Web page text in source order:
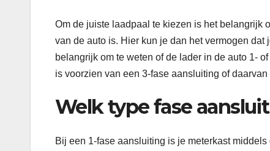
Om de juiste laadpaal te kiezen is het belangrijk
van de auto is. Hier kun je dan het vermogen
belangrijk om te weten of de lader in de auto 1-
is voorzien van een 3-fase aansluiting of
Welk type fase
Bij een 1-fase aansluiting is je meterkast